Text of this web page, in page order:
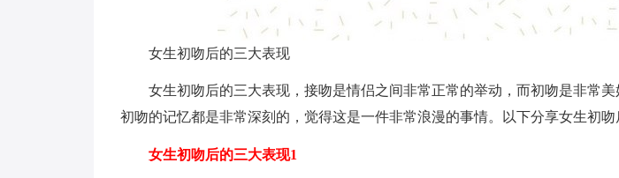
女生初吻后的三大表现
女生初吻后的三大表现，接吻是情侣之间非常正常的举动，而初吻是非常
初吻的记忆都是非常深刻的，觉得这是一件非常浪漫的事情。以下分享女生初吻
女生初吻后的三大表现1